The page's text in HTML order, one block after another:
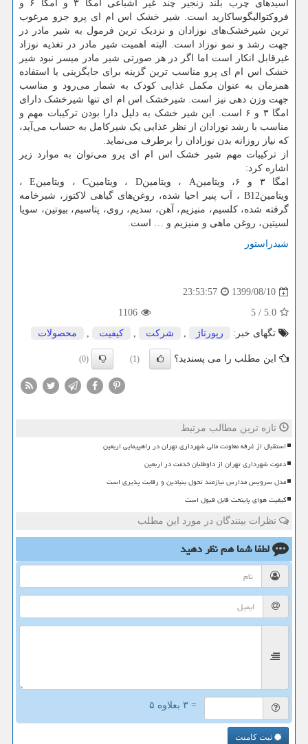
اسیدهای چرب بلند زنجیر چند غیر اشباعی امگا ۳ و امگا ۶ و
فروکتوالیگوساکارید است. شیر خشک اس ام ای پرو جزو مرغوب
ترین شیرخشک‌های نوزادان و نزدیک ترین فرمول به شیر مادر در
جهت رشد و نمو نوزاد است. البته اهمیت شیر مادر در تغذیه نوزاد
غیرقابل انکار است اما اگر در هر صورتی شیر مادر میسر نبود شیر
خشک اس ام ای پرو مناسب ترین گزینه برای جایگزینی یا استفاده
همزمان به عنوان مکمل غذایی کودک به شمار می‌رود و مناسب
جهت وزن دهی نیز است. شیرخشک اس ام ای تنها شیرخشک دارای
امگا ۳ و ۶ است. این شیر خشک به دلیل دارا بودن ترکیبات مهم و
مناسب با رشد نوزادان از نظر غذایی یک شیرکامل به حساب می‌آید،
که نیاز روزانه بدن نوزادان را برطرف می‌نماید.
از ترکیبات مهم شیر خشک اس ام ای پرو می‌توان به موارد زیر
اشاره کرد:
امگا ۳ و ۶، ویتامین
A ، ویتامینD ، ویتامینC ، ویتامینE ،
ویتامینB12 ، آب پنیر احیا شده، روغن‌های گیاهی لاکتوز، شیرخامه
گرفته شده، کلسیم، منیزیم، آهن، سدیم، روی، پتاسیم، بیوتین، سویا
لسیتین، روغن ماهی و منیزیم و … است.
شیدراستور
1399/08/10
23:53:57
5.0
/
5
1106
تگهای خبر:
رپورتاژ , شركت , كیفیت , محصولات
این مطلب را می پسندید؟ (1)
(0)
تازه ترین مطالب مرتبط
استقبال از غرفه معاونت مالی شهرداری تهران در راهپیمایی اربعین
دعوت شهرداری تهران از داوطلبان خدمت در اربعین
مدل سرویس مدارس نیازمند تحول بنیادین و رقابت پذیری است
کیفیت هوای پایتخت قابل قبول است
نظرات بینندگان در مورد این مطلب
لطفا شما همنظر دهید
= ۳ بعلاوه ۵
ثبت کامنت